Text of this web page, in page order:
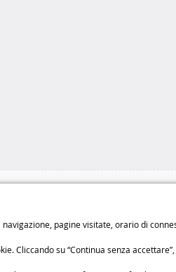
pagine visitate, orario di
Cliccando su “Continua senza
Diritto di
Chi siamo
Condizioni